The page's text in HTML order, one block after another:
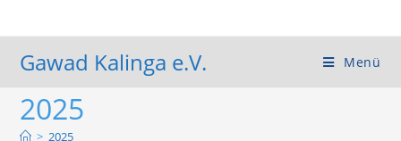
Gawad Kalinga e.V. Menü
2025
> 2025